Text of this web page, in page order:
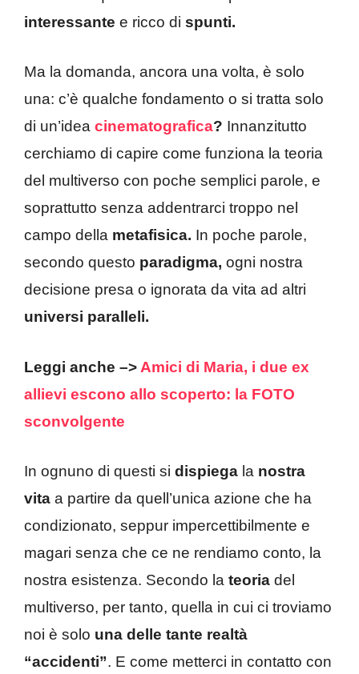
interessante e ricco di spunti.
Ma la domanda, ancora una volta, è solo
una: c’è qualche fondamento o si tratta solo
di un’idea cinematografica? Innanzitutto
cerchiamo di capire come funziona la teoria
del multiverso con poche semplici parole, e
soprattutto senza addentrarci troppo nel
campo della metafisica. In poche parole,
secondo questo paradigma, ogni nostra
decisione presa o ignorata da vita ad altri
universi paralleli.
Leggi anche –> Amici di Maria, i due ex
allievi escono allo scoperto: la FOTO
sconvolgente
In ognuno di questi si dispiega la nostra
vita a partire da quell’unica azione che ha
condizionato, seppur impercettibilmente e
magari senza che ce ne rendiamo conto, la
nostra esistenza. Secondo la teoria del
multiverso, per tanto, quella in cui ci troviamo
noi è solo una delle tante realtà
“accidenti”. E come metterci in contatto con